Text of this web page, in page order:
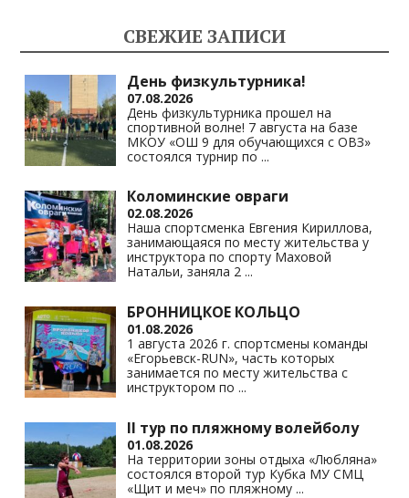
as
s
ni
ki
a
m
A
p
p
Li
n
k
СВЕЖИЕ ЗАПИСИ
День физкультурника!
07.08.2026
День физкультурника прошел на
спортивной волне! 7 августа на базе
МКОУ «ОШ 9 для обучающихся с ОВЗ»
состоялся турнир по ...
Коломинские овраги
02.08.2026
Наша спортсменка Евгения Кириллова,
занимающаяся по месту жительства у
инструктора по спорту Маховой
Натальи, заняла 2 ...
БРОННИЦКОЕ КОЛЬЦО
01.08.2026
1 августа 2026 г. спортсмены команды
«Егорьевск-RUN», часть которых
занимается по месту жительства с
инструктором по ...
II тур по пляжному волейболу
01.08.2026
На территории зоны отдыха «Любляна»
состоялся второй тур Кубка МУ СМЦ
«Щит и меч» по пляжному ...